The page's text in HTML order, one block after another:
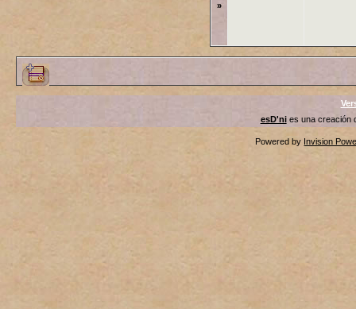
»
esD'nies una creación
Powered by Invision